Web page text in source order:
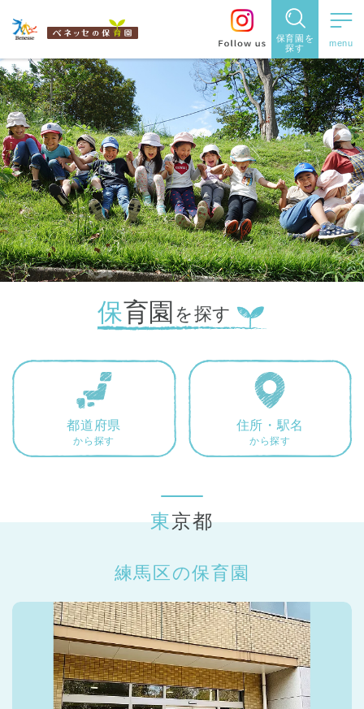
保育園を
探す
保育園を探す
住所・駅
名から探
す
都道府県
東京都
東京都 全域
保育園 を探す
都道府県
から探す
住所・駅名
から探す
東京都
練馬区の保育園
閉じる
から探す
東京都
神奈川県
千葉県
埼玉県
閉じる
住所・駅名 から探す
住所や駅名を入力
検索する